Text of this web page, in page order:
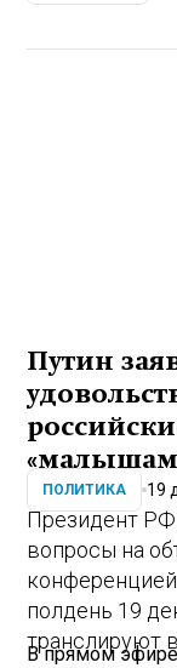
Путин
ПОЛИТИКА 19
Президент РФ
вопросы на
полдень 19
транслируют
В прямом